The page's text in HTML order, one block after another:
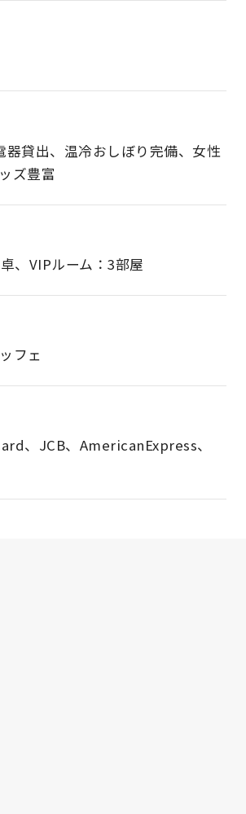
貸出、温冷おしぼり完備、女性
ズ豊富
、VIPルーム：3部屋
フェ
、JCB、AmericanExpress、